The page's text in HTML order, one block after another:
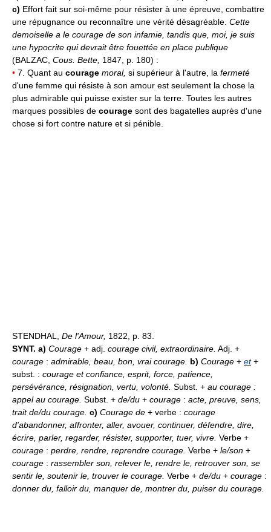
c) Effort fait sur soi-même pour résister à une épreuve, combattre
une répugnance ou reconnaître une vérité désagréable. Cette
demoiselle a le courage de son infamie, tandis que, moi, je suis
une hypocrite qui devrait être fouettée en place publique
(BALZAC, Cous. Bette, 1847, p. 180) :
• 7. Quant au courage moral, si supérieur à l'autre, la fermeté
d'une femme qui résiste à son amour est seulement la chose la
plus admirable qui puisse exister sur la terre. Toutes les autres
marques possibles de courage sont des bagatelles auprès d'une
chose si fort contre nature et si pénible.
STENDHAL, De l'Amour, 1822, p. 83.
SYNT. a) Courage + adj. courage civil, extraordinaire. Adj. +
courage : admirable, beau, bon, vrai courage. b) Courage + et +
subst. : courage et confiance, esprit, force, patience,
persévérance, résignation, vertu, volonté. Subst. + au courage :
appel au courage. Subst. + de/du + courage : acte, preuve, sens,
trait de/du courage. c) Courage de + verbe : courage
d'abandonner, affronter, aller, avouer, continuer, défendre, dire,
écrire, parler, regarder, résister, supporter, tuer, vivre. Verbe +
courage : perdre, rendre, reprendre courage. Verbe + le/son +
courage : rassembler son, relever le, rendre le, retrouver son, se
sentir le, soutenir le, trouver le courage. Verbe + de/du + courage :
donner du, falloir du, manquer de, montrer du, puiser du courage.